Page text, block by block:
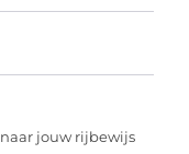
jouw rijbewijs